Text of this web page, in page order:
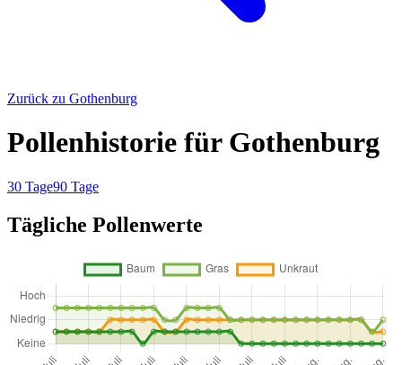
Zurück zu Gothenburg
Pollenhistorie für Gothenburg
30 Tage90 Tage
Tägliche Pollenwerte